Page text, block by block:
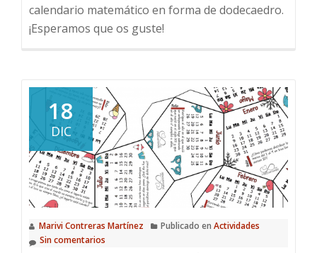
calendario matemático en forma de dodecaedro.
¡Esperamos que os guste!
18
DIC
Marivi Contreras Martínez Publicado en Actividades
Sin comentarios